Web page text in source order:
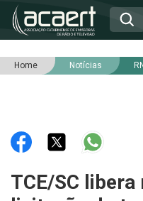
HOME
RNA
NOTÍCIAS
INTEGRIDADE
Home Notícias
TCE/SC